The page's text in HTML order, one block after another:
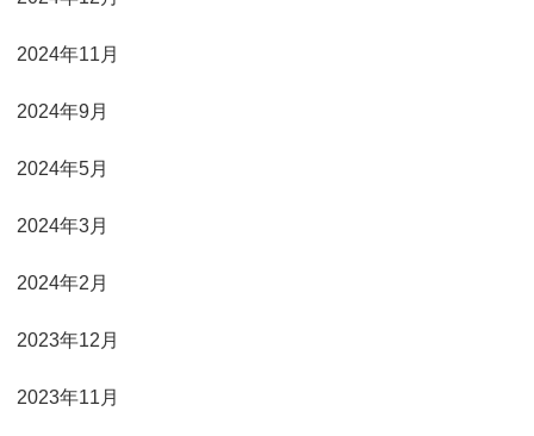
2024年11月
2024年9月
2024年5月
2024年3月
2024年2月
2023年12月
2023年11月